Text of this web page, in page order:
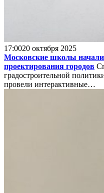
17:0020 октября 2025
Московские школы начали
проектирования городов
градостроительной
провели интерактивные…